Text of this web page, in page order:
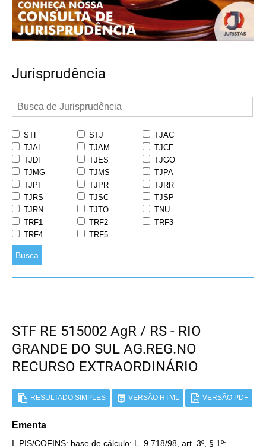
Jurisprudência
STF STJ
TJAC
TJAL
TJAM
TJCE
TJDF
TJES
TJGO
TJMG
TJMS
TJPA
TJPI
TJPR
TJRR
TJRS
TJSC
TJSP
TJRN
TJTO
TNU
TRF1
TRF2
TRF3
TRF4
TRF5
Busca
STF RE 515002 AgR / RS - RIO
GRANDE DO SUL AG.REG.NO
RECURSO EXTRAORDINÁRIO
RESULTADO SIMPLES VERSÃO HTML VERSÃO PDF
Ementa
I. PIS/COFINS: base de cálculo: L. 9.718/98, art. 3º, § 1º: